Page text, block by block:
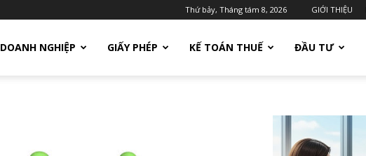
Thứ bảy, Tháng tám 8, 2026 GIỚI THIỆU
DOANH NGHIỆP GIẤY PHÉP KẾ TOÁN THUẾ ĐẦU TƯ